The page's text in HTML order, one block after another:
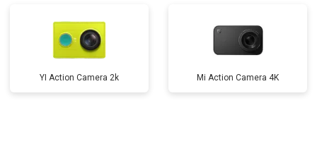
YI Action Camera 2k Mi Action Camera 4K